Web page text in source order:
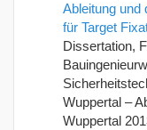
Ableitung und
für Target
Dissertation,
Wuppertal –
Wuppertal